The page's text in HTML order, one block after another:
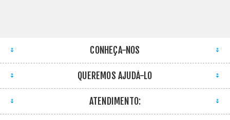
CONHEÇA-NOS
QUEREMOS AJUDÁ-LO
ATENDIMENTO: